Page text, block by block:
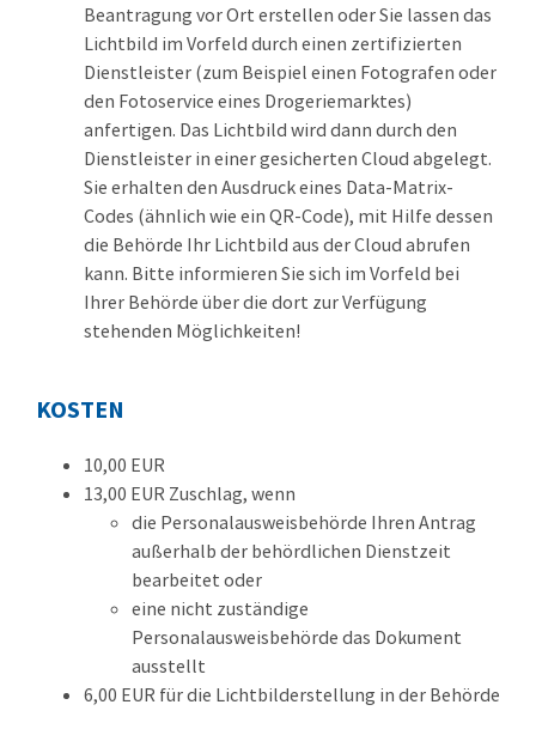
Beantragung vor Ort erstellen oder Sie lassen das
Lichtbild im Vorfeld durch einen zertifizierten
Dienstleister (zum Beispiel einen Fotografen oder
den Fotoservice eines Drogeriemarktes)
anfertigen. Das Lichtbild wird dann durch den
Dienstleister in einer gesicherten Cloud abgelegt.
Sie erhalten den Ausdruck eines Data-Matrix-
Codes (ähnlich wie ein QR-Code), mit Hilfe dessen
die Behörde Ihr Lichtbild aus der Cloud abrufen
kann. Bitte informieren Sie sich im Vorfeld bei
Ihrer Behörde über die dort zur Verfügung
stehenden Möglichkeiten!
KOSTEN
10,00 EUR
13,00 EUR Zuschlag, wenn
die Personalausweisbehörde Ihren Antrag
außerhalb der behördlichen Dienstzeit
bearbeitet oder
eine nicht zuständige
Personalausweisbehörde das Dokument
ausstellt
6,00 EUR für die Lichtbilderstellung in der Behörde